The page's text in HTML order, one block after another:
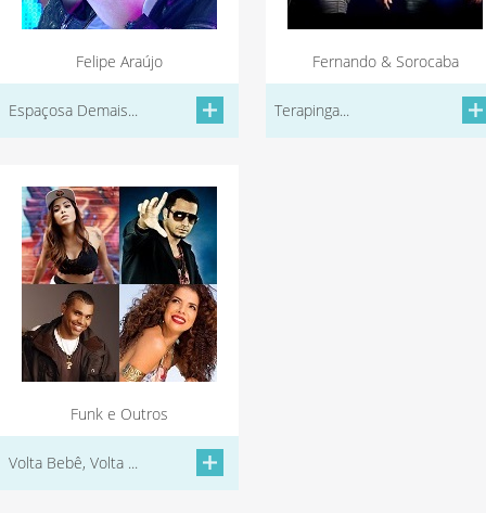
Felipe Araújo
Espaçosa Demais...
Fernando & Sorocaba
Terapinga...
Funk e Outros
Volta Bebê, Volta ...